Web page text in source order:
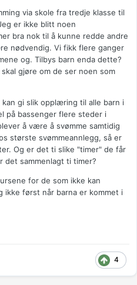
via skole fra tredje klasse til
er ikke blitt noen
bra nok til å kunne redde andre
nødvendig. Vi fikk flere ganger
og. Tilbys barn enda dette?
gjøre om de ser noen som
gi slik opplæring til alle barn i
på bassenger flere steder i
å være å svømme samtidig
største svømmeannlegg, så er
Og er det ti slike "timer" de får
det sammenlagt ti timer?
for de som ikke kan
ikke først når barna er kommet i
4